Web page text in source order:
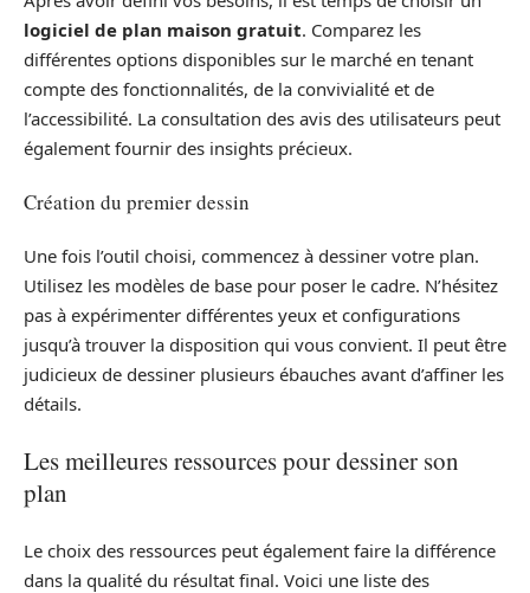
logiciel de plan maison gratuit. Comparez les
différentes options disponibles sur le marché en tenant
compte des fonctionnalités, de la convivialité et de
l’accessibilité. La consultation des avis des utilisateurs peut
également fournir des insights précieux.
Création du premier dessin
Une fois l’outil choisi, commencez à dessiner votre plan.
Utilisez les modèles de base pour poser le cadre. N’hésitez
pas à expérimenter différentes yeux et configurations
jusqu’à trouver la disposition qui vous convient. Il peut être
judicieux de dessiner plusieurs ébauches avant d’affiner les
détails.
Les meilleures ressources pour dessiner son
plan
Le choix des ressources peut également faire la différence
dans la qualité du résultat final. Voici une liste des